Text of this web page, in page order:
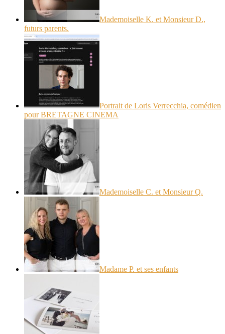
Mademoiselle K. et Monsieur D.,
futurs parents.
Portrait de Loris Verrecchia, comédien
pour BRETAGNE CINEMA
Mademoiselle C. et Monsieur Q.
Madame P. et ses enfants